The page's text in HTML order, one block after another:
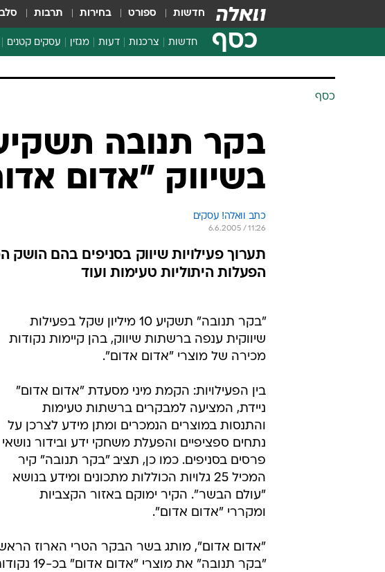
חדשות ספורט בחירות תרבות
כסף חדשות צרכנות
צרכנות פיננסית
דעות מגזין עסקים קטנים
כסף
בשיווק "אדום
כתב וואלה! עסקים
6.6.2005 / 11:26
תערוך פעילויות שיווק בסניפים בהם הושק
הפעלות היתוליות טעימות ועוד
"בקר תנובה" תשקיע 10 מיליון שקל בפעילות
שיווקית ענפה ברשתות שיווק, בהן קיימות נקודות
מכירה של מוצרי "אדום אדום".
בין הפעילויות: הקמת מיני מסעדת "אדום אדום"
ניידת, המציעה למבקרים ברשתות טעימות
והתנסות במוצרים הנמכרים ומתן מידע לצרכן על
נתחים ספציפיים והפעלת משחקי ידע ובידור נושאי
פרסים בסניפים. כמו כן, תציב "בקר תנובה" קיר
המכיל 25 גלויות הכוללות מתכונים ומידע בנושא
"עולם הבשר". הקיר ימוקם באזור הקצביות
ומקררי "אדום אדום".
"בקר